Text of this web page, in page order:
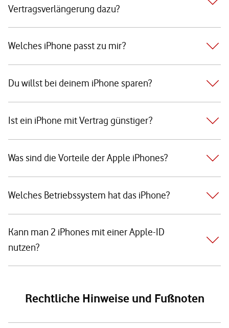
Vertragsverlängerung dazu?
Welches iPhone passt zu mir?
Du willst bei deinem iPhone sparen?
Ist ein iPhone mit Vertrag günstiger?
Was sind die Vorteile der Apple iPhones?
Welches Betriebssystem hat das iPhone?
Kann man 2 iPhones mit einer Apple-ID
nutzen?
Rechtliche Hinweise und Fußnoten